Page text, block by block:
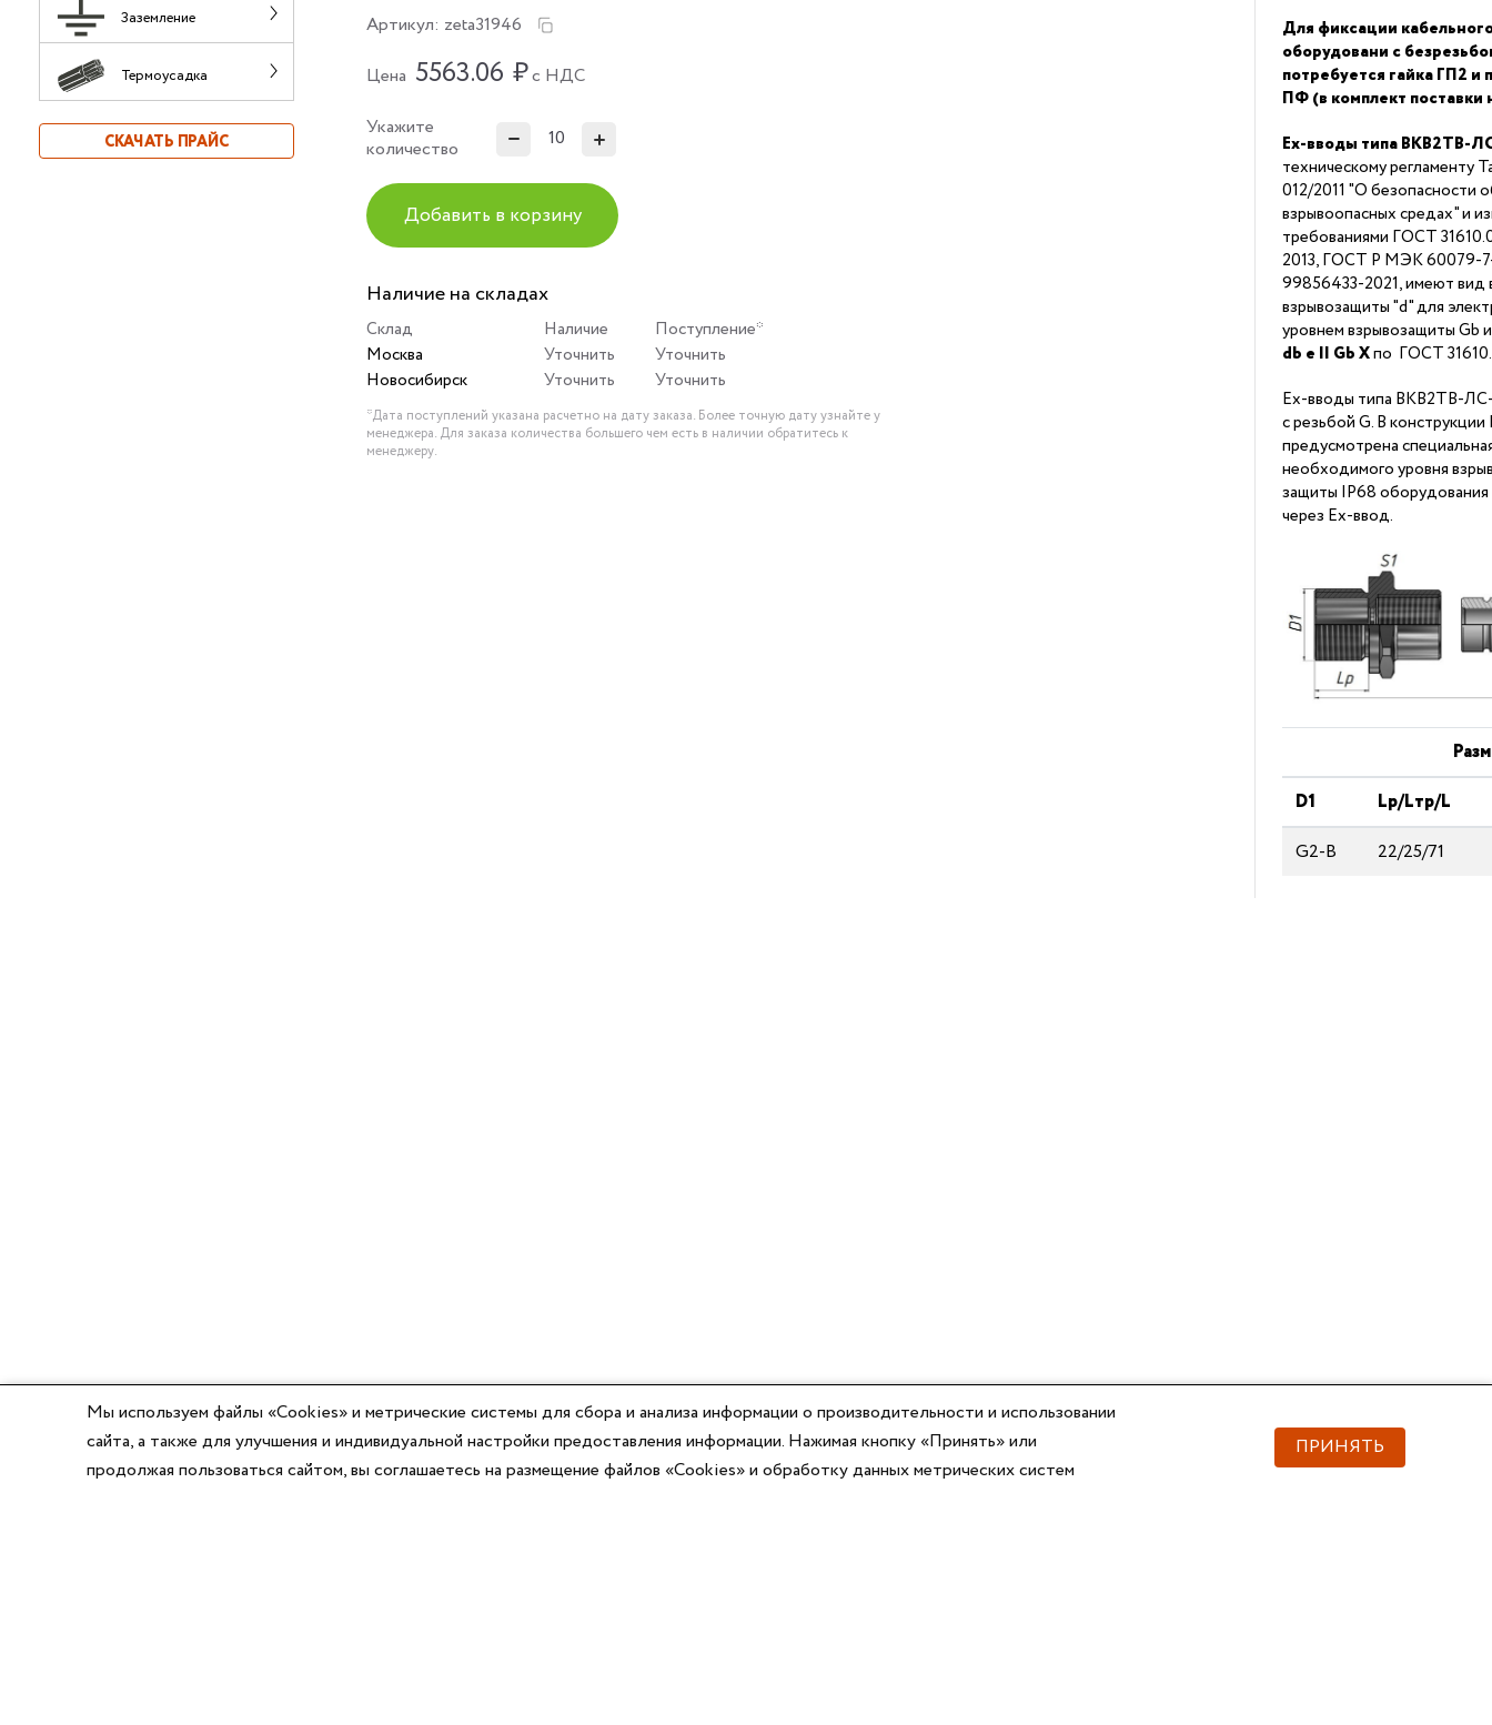
Заземление
Термоусадка
СКАЧАТЬ ПРАЙС
Артикул: zeta31946
Цена 5563.06 ₽с НДС
Укажите
количество
Добавить в корзину
Наличие на складах
Склад Наличие
Поступление*
Москва
Уточнить
Уточнить
Новосибирск
Уточнить Уточнить
*Дата поступлений указана расчетно на дату заказа. Более точную дату узнайте у
менеджера. Для заказа количества большего чем есть в наличии обратитесь к
менеджеру.
Для фиксации
оборудовани с
потребуется гайка ГП2 и
ПФ (в комплект поставки
Ex-вводы типа ВКВ2ТВ-
техническому
012/2011 "О безопасности
взрывоопасных средах" и
требованиями ГОСТ
2013, ГОСТ Р МЭК 60079-
99856433-2021, имеют вид
взрывозащиты "d" для
уровнем взрывозащиты Gb
db е II Gb Xпо ГОСТ
Ex-вводы типа ВКВ2ТВ-ЛС-
с резьбой G. В
предусмотрена
необходимого уровня
защиты IP68
через Ex-ввод.
D1
Lp/Lтp/L
G2-B
22/25/71
Мы используем файлы «Cookies» и метрические системы для сбора и анализа информации о производительности и использовании
сайта, а также для улучшения и индивидуальной настройки предоставления информации. Нажимая кнопку «Принять» или
продолжая пользоваться сайтом, вы соглашаетесь на размещение файлов «Cookies» и обработку данных метрических систем
ПРИНЯТЬ